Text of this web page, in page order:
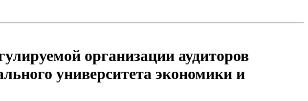
организации аудиторов
университета экономики и